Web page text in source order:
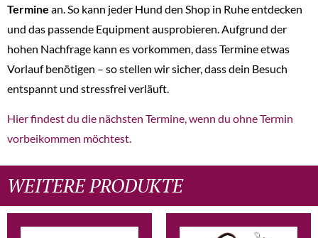
Termine an. So kann jeder Hund den Shop in Ruhe entdecken
und das passende Equipment ausprobieren. Aufgrund der
hohen Nachfrage kann es vorkommen, dass Termine etwas
Vorlauf benötigen – so stellen wir sicher, dass dein Besuch
entspannt und stressfrei verläuft.
Hier findest du die nächsten Termine, wenn du ohne Termin
vorbeikommen möchtest.
WEITERE PRODUKTE